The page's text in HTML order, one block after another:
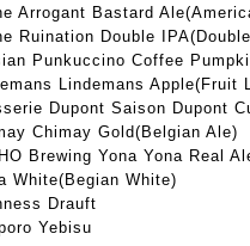
Arrogant Bastard
Ruination Double
Punkuccino Coffee
Lindemans Apple(Fruit
Dupont Saison Dupont
Chimay Gold(Belgian Ale)
Brewing Yona Yona Real
White(Begian White)
Drauft
Yebisu